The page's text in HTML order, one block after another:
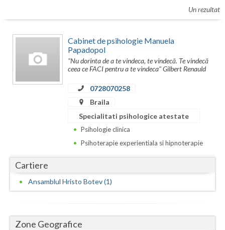
Calarasi
Constanta
Galati
Giurgiu
Harghita
Un rezultat
Cabinet de psihologie Manuela
Papadopol
"Nu dorinta de a te vindeca, te vindecă. Te vindecă
ceea ce FACI pentru a te vindeca" Gilbert Renauld
0728070258
Braila
Specialitati psihologice atestate
Psihologie clinica
Psihoterapie experientiala si hipnoterapie
Cartiere
Ansamblul Hristo Botev (1)
Zone Geografice